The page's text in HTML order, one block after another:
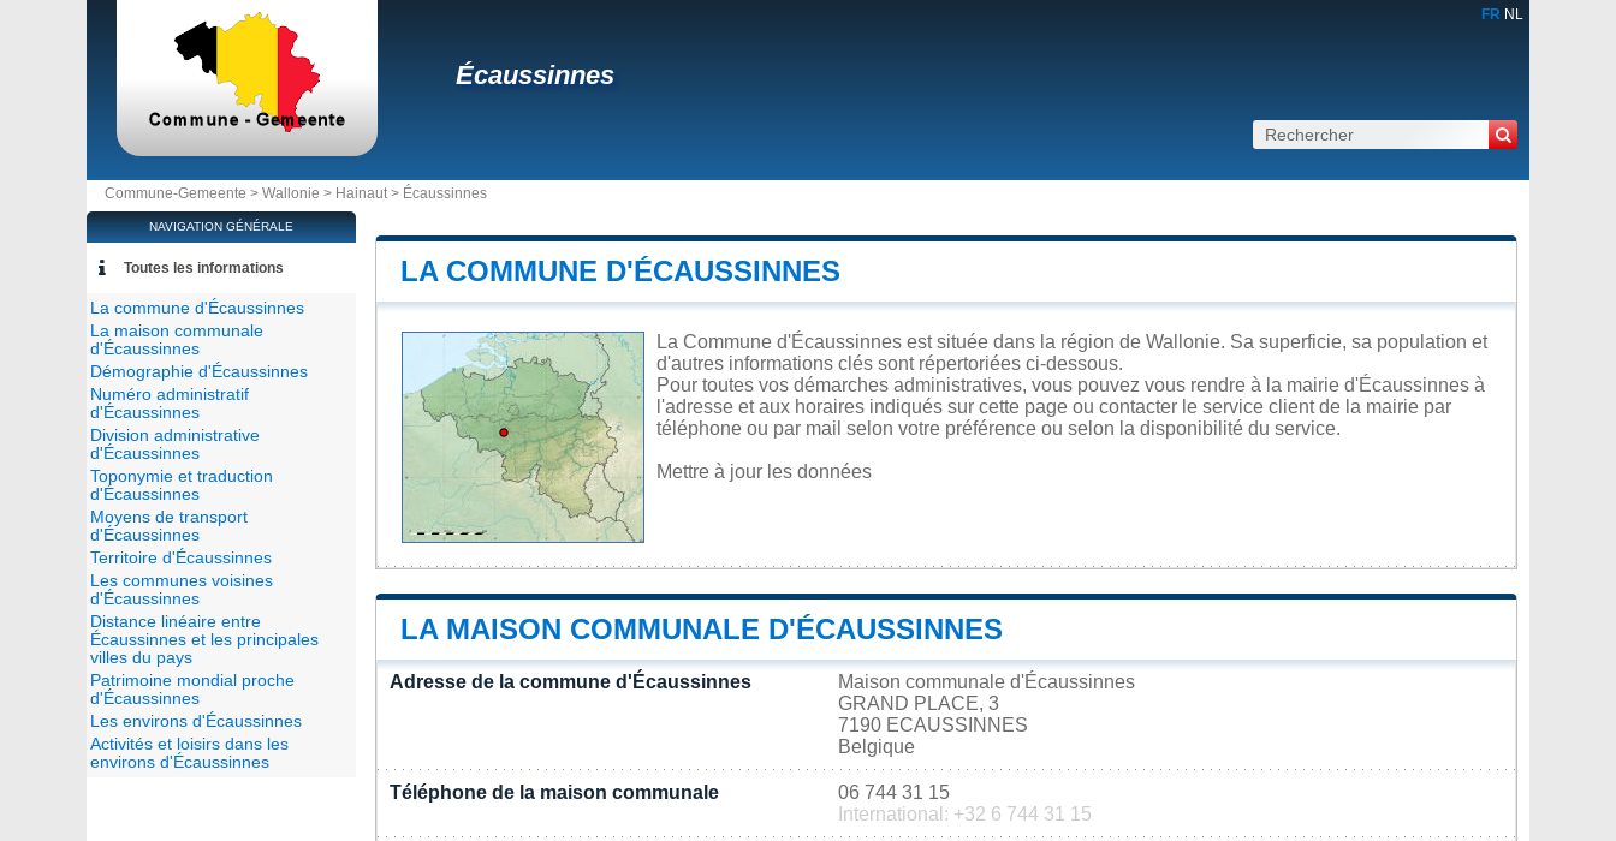
FR NL
Écaussinnes
Commune-Gemeente > Wallonie > Hainaut> Écaussinnes
LA COMMUNE D'ÉCAUSSINNES
La Commune d'Écaussinnes est située dans la région de Wallonie. Sa superficie, sa population et
d'autres informations clés sont répertoriées ci-dessous.
Pour toutes vos démarches administratives, vous pouvez vous rendre à la mairie d'Écaussinnes à
l'adresse et aux horaires indiqués sur cette page ou contacter le service client de la mairie par
téléphone ou par mail selon votre préférence ou selon la disponibilité du service.
Mettre à jour les données
LA MAISON COMMUNALE D'ÉCAUSSINNES
Adresse de la commune d'Écaussinnes
Maison communale d'Écaussinnes
GRAND PLACE, 3
7190 ECAUSSINNES
Belgique
Téléphone de la maison communale
06 744 31 15
International: +32 6 744 31 15
NAVIGATION GÉNÉRALE
Toutes les informations
La commune d'Écaussinnes
La maison communale
d'Écaussinnes
Démographie d'Écaussinnes
Numéro administratif
d'Écaussinnes
Division administrative
d'Écaussinnes
Toponymie et traduction
d'Écaussinnes
Moyens de transport
d'Écaussinnes
Territoire d'Écaussinnes
Les communes voisines
d'Écaussinnes
Distance linéaire entre
Écaussinnes et les principales
villes du pays
Patrimoine mondial proche
d'Écaussinnes
Les environs d'Écaussinnes
Activités et loisirs dans les
environs d'Écaussinnes